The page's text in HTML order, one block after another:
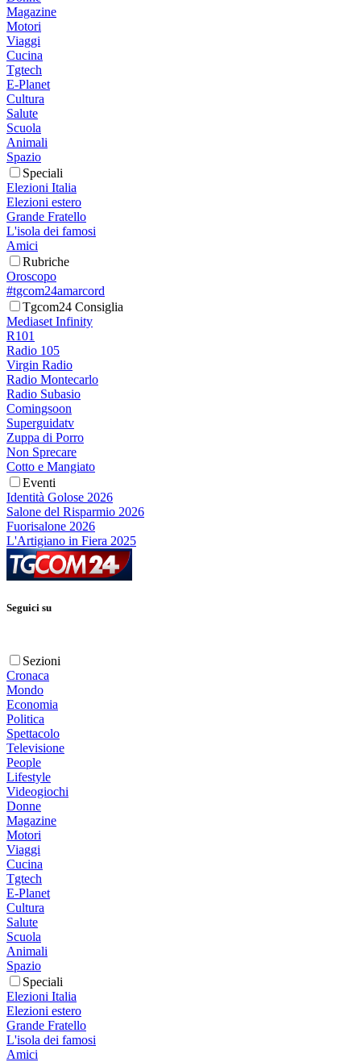
Magazine
Motori
Viaggi
Cucina
Tgtech
E-Planet
Cultura
Salute
Scuola
Animali
Spazio
Speciali
Elezioni Italia
Elezioni estero
Grande Fratello
L'isola dei famosi
Amici
Rubriche
Oroscopo
#tgcom24amarcord
Tgcom24 Consiglia
Mediaset Infinity
R101
Radio 105
Virgin Radio
Radio Montecarlo
Radio Subasio
Comingsoon
Superguidatv
Zuppa di Porro
Non Sprecare
Cotto e Mangiato
Eventi
Identità Golose 2026
Salone del Risparmio 2026
Fuorisalone 2026
L'Artigiano in Fiera 2025
Seguici su
Sezioni
Cronaca
Mondo
Economia
Politica
Spettacolo
Televisione
People
Lifestyle
Videogiochi
Donne
Magazine
Motori
Viaggi
Cucina
Tgtech
E-Planet
Cultura
Salute
Scuola
Animali
Spazio
Speciali
Elezioni Italia
Elezioni estero
Grande Fratello
L'isola dei famosi
Amici